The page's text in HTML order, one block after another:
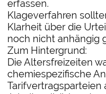
erfassen.
Klageverfahren
Klarheit über die
noch nicht anhängig
Zum Hintergrund:
Die Altersfreizeiten
chemiespezifische
Tarifvertragsparteien